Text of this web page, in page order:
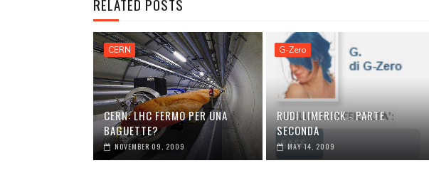
RELATED POSTS
CERN
CERN: LHC FERMO PER UNA
BAGUETTE?
NOVEMBER 09, 2009
G-Zero
RUDI LIMERICK - PARTE
SECONDA
MAY 14, 2009